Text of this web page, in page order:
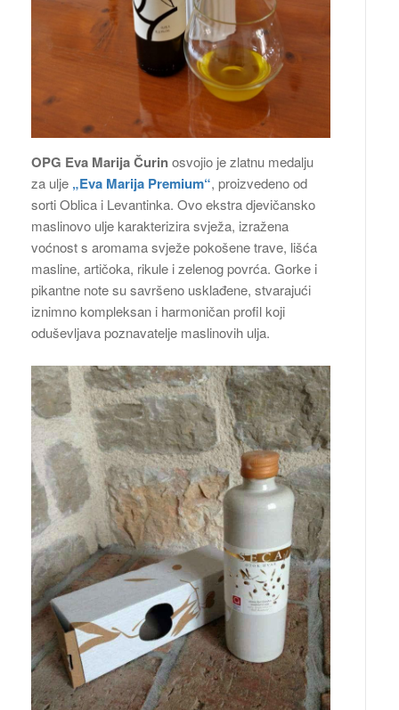
OPG Eva Marija Čurinosvojio je zlatnu medalju
za ulje „Eva Marija Premium“, proizvedeno od
sorti Oblica i Levantinka. Ovo ekstra djevičansko
maslinovo ulje karakterizira svježa, izražena
voćnost s aromama svježe pokošene trave, lišća
masline, artičoka, rikule i zelenog povrća. Gorke i
pikantne note su savršeno usklađene, stvarajući
iznimno kompleksan i harmoničan profil koji
oduševljava poznavatelje maslinovih ulja.